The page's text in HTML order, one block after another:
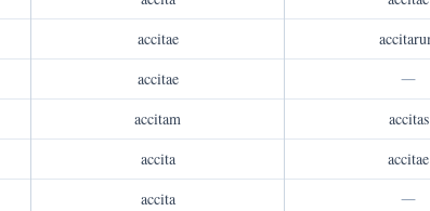
accitae
accitae
—
accitam
accitas
accita
accitae
accita —